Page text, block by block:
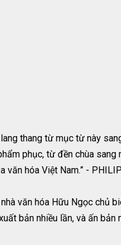
thang từ mục từ này
phục, từ đền chùa
văn hóa Việt Nam.” -
văn hóa Hữu Ngọc chủ
bản nhiều lần, và ấn